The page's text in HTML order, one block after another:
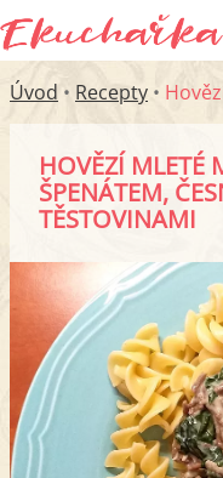
Úvod • Recepty • Hovězí
HOVĚZÍ MLETÉ
ŠPENÁTEM,
TĚSTOVINAMI